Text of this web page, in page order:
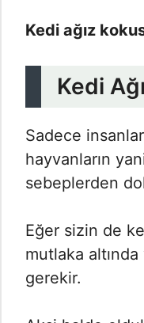
Kedi ağız
Kedi
Sadece
hayvanların
sebeplerden
Eğer sizin de
mutlaka
gerekir.